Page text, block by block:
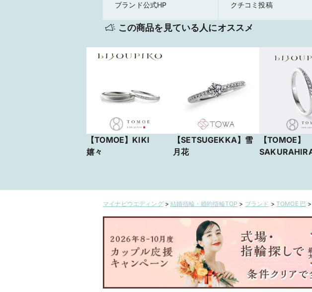
ブランド公式HP クチコミ投稿
この商品を見ている人にオススメ
【TOMOE】KIKI
嬉々
【SETSUGEKKA】雪
月花
【TOMOE】
マイナビウエディング>結婚指輪・婚約指輪TOP > ブランド > TOMOE 巴 >